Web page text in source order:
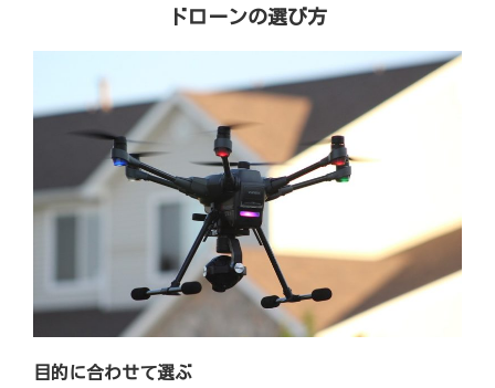
ドローンの選び方
目的に合わせて選ぶ